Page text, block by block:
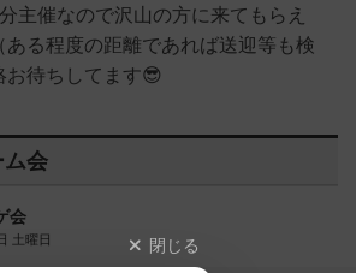
主催なので沢山の方に来てもらえ
ある程度の距離であれば送迎等も検
待ちしてます😎
ム会
会
土曜日 閉じる